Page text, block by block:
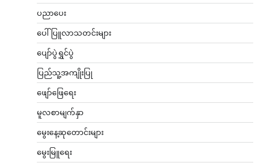
ပညာပေး
ပေါ်ပြူလာသတင်းများ
ပျော်ပွဲရွှင်ပွဲ
ပြည်သူ့အကျိုးပြု
ဖျော်ဖြေရေး
မူလစာမျက်နှာ
မွေးနေ့ဆုတောင်းများ
မွေးမြူရေး